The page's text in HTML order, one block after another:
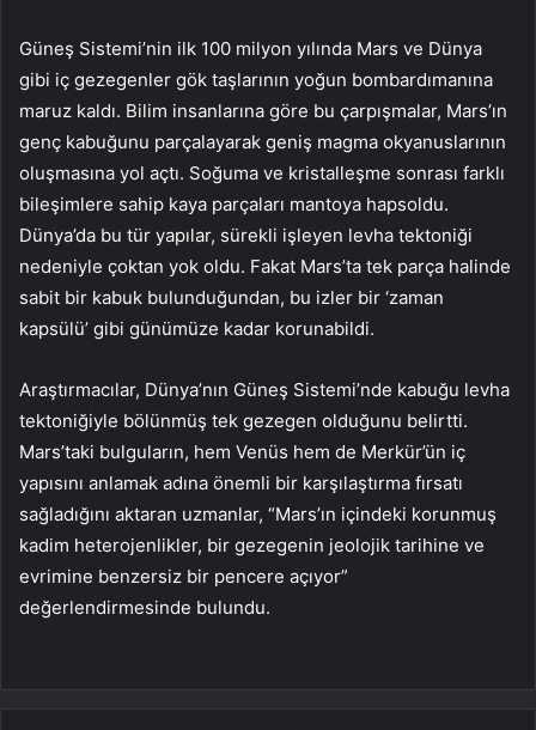
Güneş Sistemi’nin ilk 100 milyon yılında Mars ve Dünya
gibi iç gezegenler gök taşlarının yoğun bombardımanına
maruz kaldı. Bilim insanlarına göre bu çarpışmalar, Mars’ın
genç kabuğunu parçalayarak geniş magma okyanuslarının
oluşmasına yol açtı. Soğuma ve kristalleşme sonrası farklı
bileşimlere sahip kaya parçaları mantoya hapsoldu.
Dünya’da bu tür yapılar, sürekli işleyen levha tektoniği
nedeniyle çoktan yok oldu. Fakat Mars’ta tek parça halinde
sabit bir kabuk bulunduğundan, bu izler bir ‘zaman
kapsülü’ gibi günümüze kadar korunabildi.
Araştırmacılar, Dünya’nın Güneş Sistemi’nde kabuğu levha
tektoniğiyle bölünmüş tek gezegen olduğunu belirtti.
Mars’taki bulguların, hem Venüs hem de Merkür’ün iç
yapısını anlamak adına önemli bir karşılaştırma fırsatı
sağladığını aktaran uzmanlar, “Mars’ın içindeki korunmuş
kadim heterojenlikler, bir gezegenin jeolojik tarihine ve
evrimine benzersiz bir pencere açıyor”
değerlendirmesinde bulundu.